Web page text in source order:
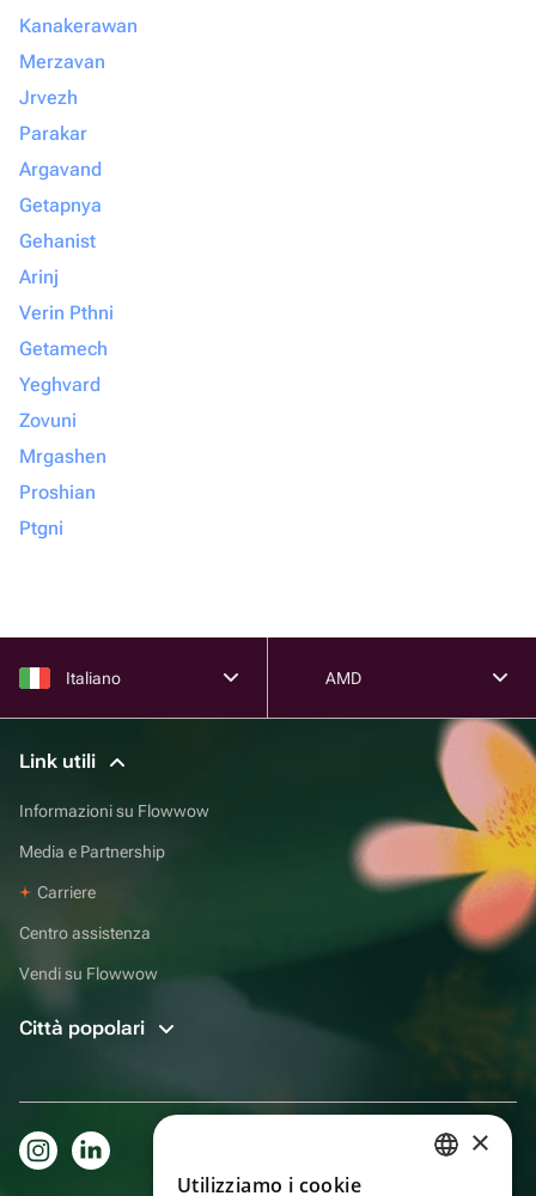
Kanakerawan
Merzavan
Jrvezh
Parakar
Argavand
Getapnya
Gehanist
Arinj
Verin Pthni
Getamech
Yeghvard
Zovuni
Mrgashen
Proshian
Ptgni
Italiano AMD
Link utili
Informazioni su Flowwow
Media e Partnership
Carriere
Centro assistenza
Vendi su Flowwow
Città popolari
×
Utilizziamo i cookie